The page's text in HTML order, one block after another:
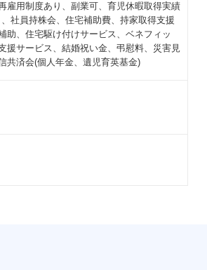
雇用制度あり、副業可、育児休暇取得実績
社員持株会、住宅補助費、持家取得支援
助、住宅駆け付けサービス、ベネフィッ
援サービス、結婚祝い金、弔慰料、災害見
共済会(個人年金、遺児育英基金)